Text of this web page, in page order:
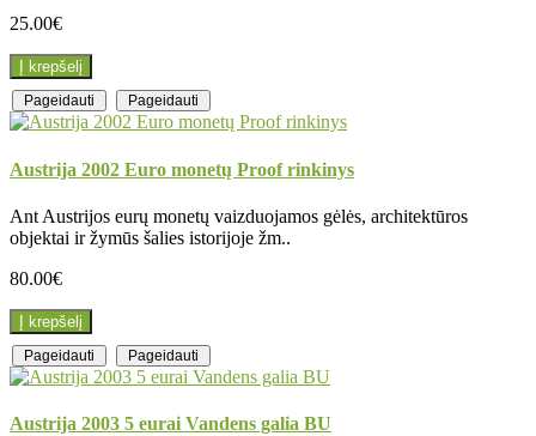
25.00€
Į krepšelį
Pageidauti Pageidauti
Austrija 2002 Euro monetų Proof rinkinys
Ant Austrijos eurų monetų vaizduojamos gėlės, architektūros
objektai ir žymūs šalies istorijoje žm..
80.00€
Į krepšelį
Pageidauti Pageidauti
Austrija 2003 5 eurai Vandens galia BU